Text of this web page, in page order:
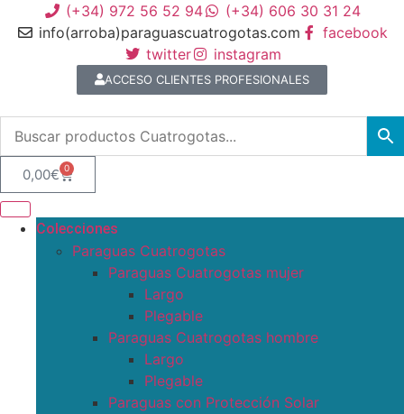
(+34) 972 56 52 94
(+34) 606 30 31 24
info(arroba)paraguascuatrogotas.com
facebook
twitter
instagram
ACCESO CLIENTES PROFESIONALES
0,00€ 0
Colecciones
Paraguas Cuatrogotas
Paraguas Cuatrogotas mujer
Largo
Plegable
Paraguas Cuatrogotas hombre
Largo
Plegable
Paraguas con Protección Solar